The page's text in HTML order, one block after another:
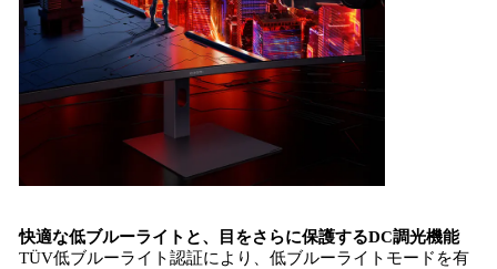
快適な低ブルーライトと、目をさらに保護するDC調光機能
TÜV低ブルーライト認証により、低ブルーライトモードを有